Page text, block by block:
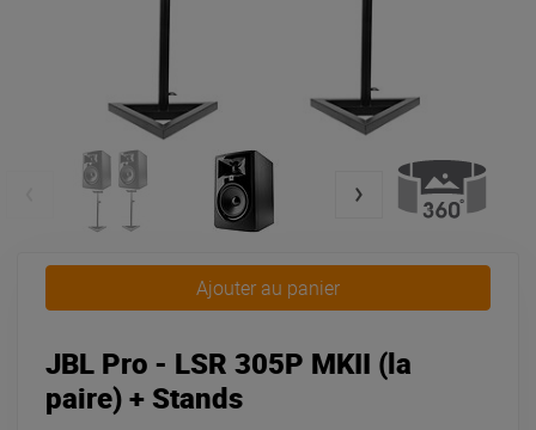
Ajouter au panier
JBL Pro - LSR 305P MKII (la
paire) + Stands